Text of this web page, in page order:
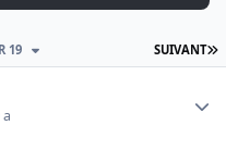
SUIVANT
19
a